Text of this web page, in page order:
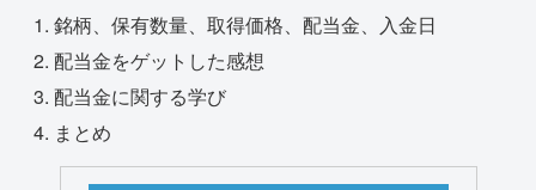
銘柄、保有数量、取得価格、配当金、入金日
配当金をゲットした感想
配当金に関する学び
まとめ